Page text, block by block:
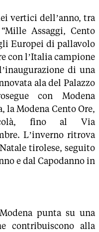
vertici dell’anno, tra
Assaggi, Cento
Europei di pallavolo
con l’Italia campione
di una
ala del Palazzo
con Modena
la Modena Cento Ore,
fino al Via
L’inverno ritrova
tirolese, seguito
e dal Capodanno in
punta su una
contribuiscono alla